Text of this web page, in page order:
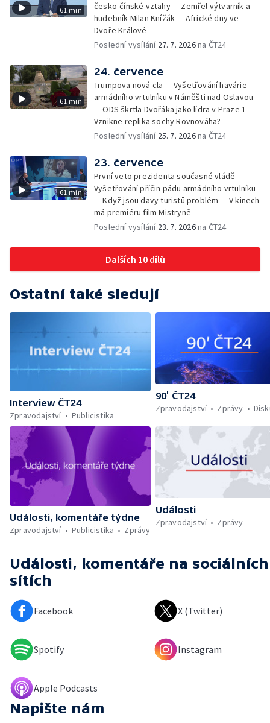
61 min
česko-čínské vztahy — Zemřel výtvarník a
hudebník Milan Knížák — Africké dny ve
Dvoře Králové
Poslední vysílání 27. 7. 2026na ČT24
61 min
24. července
Trumpova nová cla — Vyšetřování havárie
armádního vrtulníku v Náměšti nad Oslavou
— ODS škrtla Dvořáka jako lídra v Praze 1 —
Vznikne replika sochy Rovnováha?
Poslední vysílání 25. 7. 2026na ČT24
61 min
23. července
První veto prezidenta současné vládě —
Vyšetřování příčin pádu armádního vrtulníku
— Když jsou davy turistů problém — V kinech
má premiéru film Mistryně
Poslední vysílání 23. 7. 2026na ČT24
Dalších 10 dílů
Ostatní také sledují
Interview ČT24
Zpravodajství
Publicistika
90’ ČT24
Zpravodajství
Zprávy
Události, komentáře týdne
Zpravodajství
Publicistika Zprávy
Události
Zpravodajství
Zprávy
Události, komentáře na sociálních
sítích
Facebook X (Twitter)
Spotify Instagram
Apple Podcasts
Napište nám